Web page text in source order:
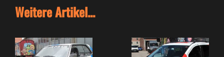
Weitere Artikel...